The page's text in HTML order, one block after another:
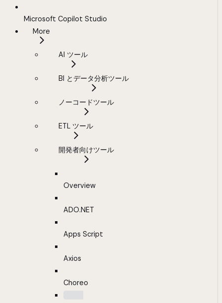
Microsoft Copilot Studio
More
AI ツール
BI とデータ分析ツール
ノーコードツール
ETL ツール
開発者向けツール
Overview
ADO.NET
Apps Script
Axios
Choreo